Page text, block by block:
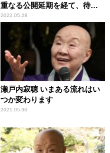
重なる公開延期を経て、待望
のスクリーンへ
2022.05.28
瀬戸内寂聴 いまある流れはい
つか変わります
2021.05.30